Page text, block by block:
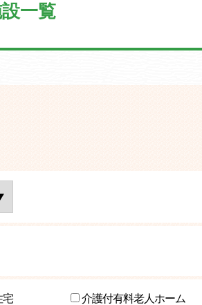
一覧
宅
介護付有料老人ホーム